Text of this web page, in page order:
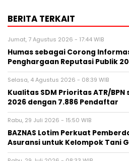
BERITA TERKAIT
Jumat, 7 Agustus 2026 - 17:44 WIB
Humas sebagai Corong
Penghargaan Reputasi Publik
Selasa, 4 Agustus 2026 - 08:39 WIB
Kualitas SDM Prioritas ATR/BPN
2026 dengan 7.886 Pendaftar
Rabu, 29 Juli 2026 - 15:50 WIB
BAZNAS Lotim Perkuat
Asuransi untuk Kelompok Tani